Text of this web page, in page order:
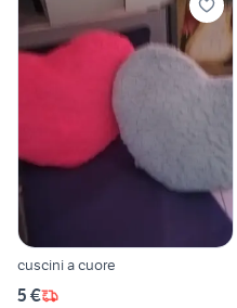
cuscini a cuore
5 €